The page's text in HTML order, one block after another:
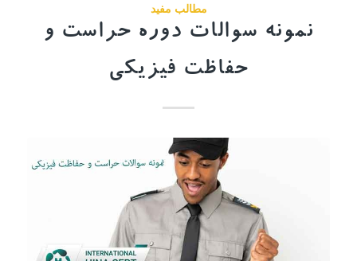
مطالب مفید
نمونه سوالات دوره حراست و
حفاظت فیزیکی